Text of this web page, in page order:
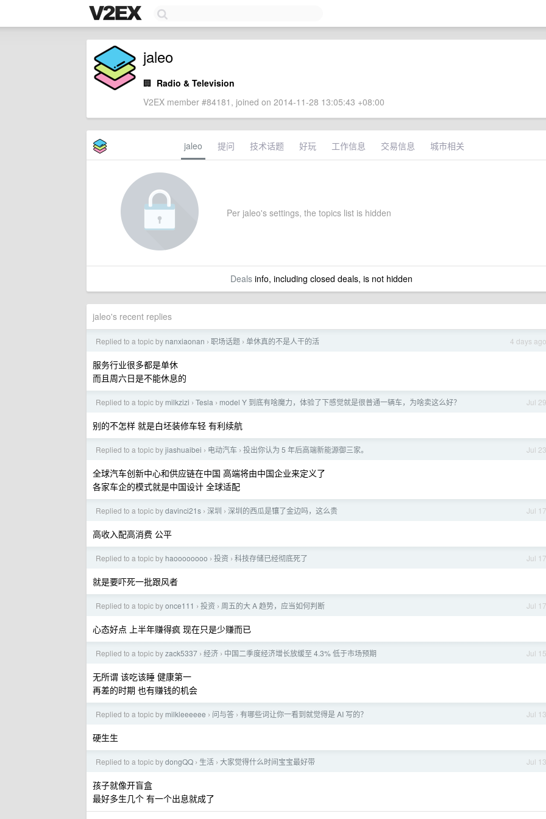
jaleo
🏢 Radio & Television
V2EX member #84181, joined on 2014-11-28 13:05:43 +08:00
jaleo 提问 技术话题 好玩 工作信息 交易信息 城市相关
Per jaleo's settings, the topics list is hidden
Dealsinfo, including closed deals, is not hidden
jaleo's recent replies
4 days ago
Replied to a topic by nanxiaonan › 职场话题 › 单休真的不是人干的活
服务行业很多都是单休
而且周六日是不能休息的
Jul 29
Replied to a topic by milkzizi › Tesla › model Y 到底有啥魔力，体验了下感觉就是很普通一辆车，为啥卖这么好？
别的不怎样 就是白坯装修车轻 有利续航
Jul 23
Replied to a topic byjiashuaibei › 电动汽车 › 投出你认为 5 年后高端新能源御三家。
全球汽车创新中心和供应链在中国 高端将由中国企业来定义了
各家车企的模式就是中国设计 全球适配
Jul 17
Replied to a topic bydavinci21s › 深圳 › 深圳的西瓜是镶了金边吗，这么贵
高收入配高消费 公平
Jul 17
Replied to a topic by haoooooooo › 投资 › 科技存储已经彻底死了
就是要吓死一批跟风者
Jul 17
Replied to a topic byonce111 › 投资 › 周五的大 A 趋势，应当如何判断
心态好点 上半年赚得疯 现在只是少赚而已
Jul 15
Replied to a topic byzack5337 › 经济 › 中国二季度经济增长放缓至 4.3% 低于市场预期
无所谓 该吃该睡 健康第一
再差的时期 也有赚钱的机会
Jul 13
Replied to a topic by milkleeeeee › 问与答 › 有哪些词让你一看到就觉得是 AI 写的？
硬生生
Jul 13
Replied to a topic bydongQQ › 生活 › 大家觉得什么时间宝宝最好带
孩子就像开盲盒
最好多生几个 有一个出息就成了